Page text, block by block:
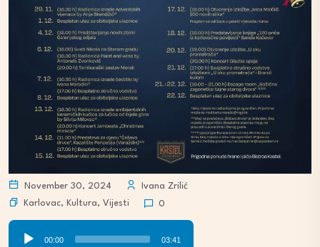
November 30, 2024
Ivana Zrilić
Karlovac, Kultura, Vijesti 0
Audio
00:00 03:41